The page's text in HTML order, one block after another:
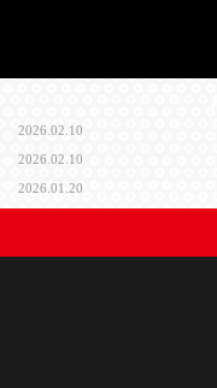
2026.02.10
2026.02.10
2026.01.20